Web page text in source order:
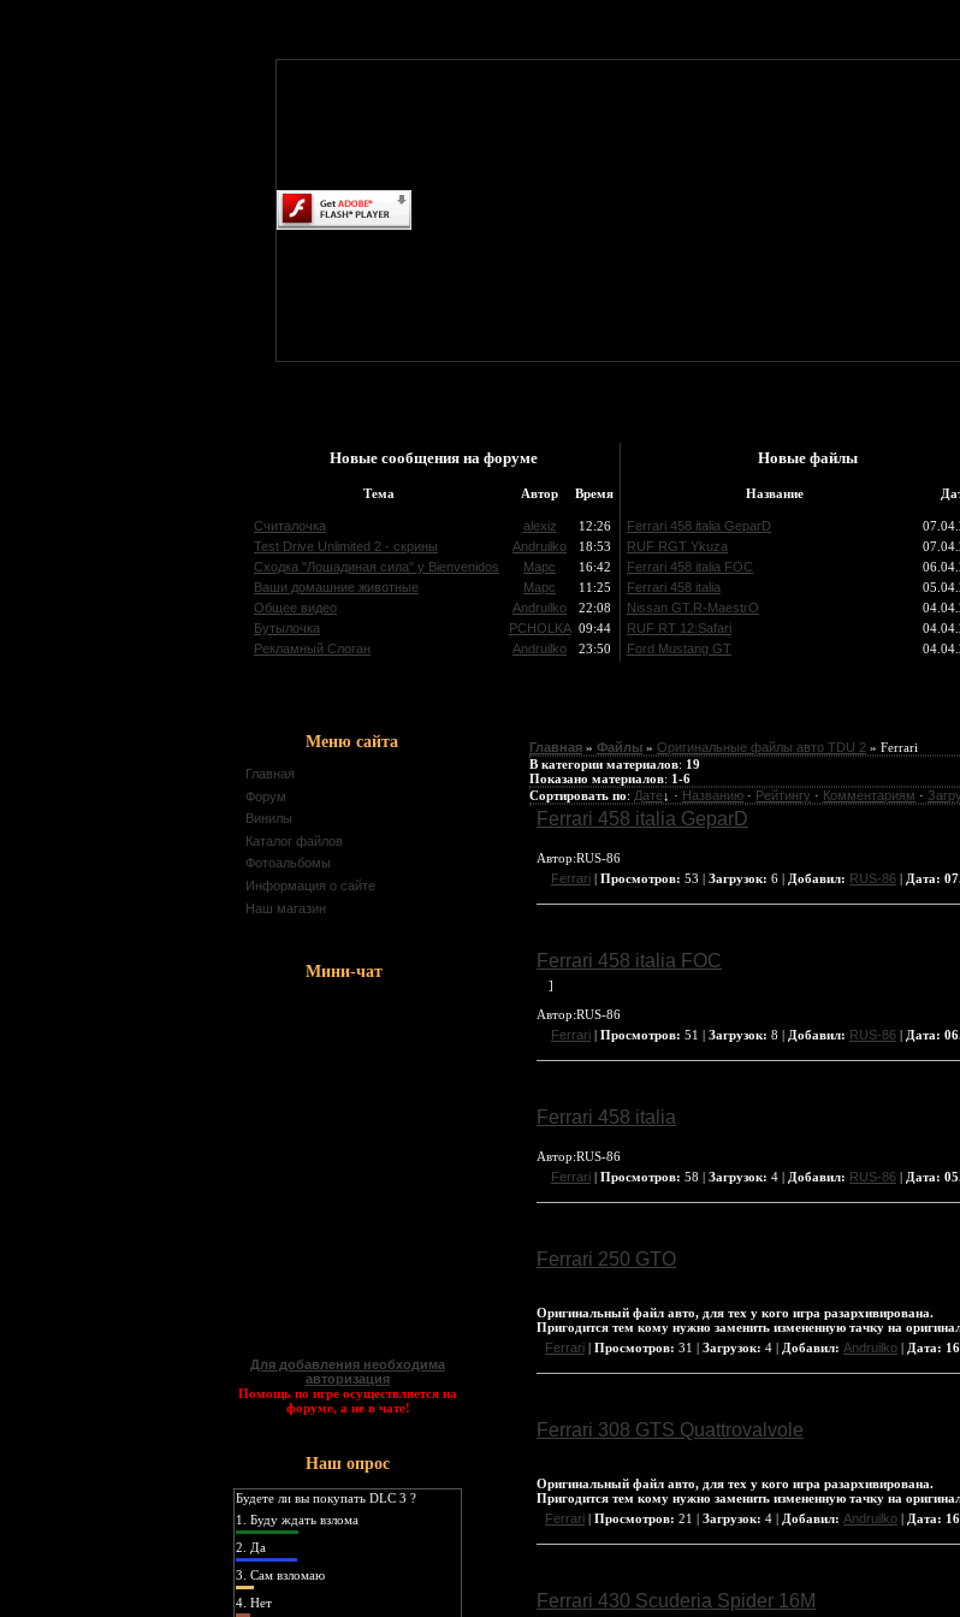
Новые сообщения на форуме
Тема Автор Время
Считалочка alexiz
12:26
Test Drive Unlimited 2 - скрины
Andruilko
18:53
Сходка "Лошадиная сила" у Bienvenidos
Mapc
16:42
Ваши домашние животные
Mapc
11:25
Общее видео
Andruilko
22:08
Бутылочка
PCHOLKA 09:44
Рекламный Слоган
Andruilko 23:50
Новые файлы
Название
Ferrari 458 italia GeparD
RUF RGT Ykuza
Ferrari 458 italia FOC
Ferrari 458 italia
Nissan GT.R-MaestrO
RUF RT 12:Safari
Ford Mustang GT
Меню сайта
Главная
Форум
Винилы
Каталог файлов
Фотоальбомы
Информация о сайте
Наш магазин
Мини-чат
Для добавления необходима
авторизация
Помощь по игре осуществляется на
форуме, а не в чате!
Наш опрос
Будете ли вы покупать DLC 3 ?
1. Буду ждать взлома
2. Да
3. Сам взломаю
4. Нет
Главная » Файлы » Оригинальные файлы авто TDU 2 » Ferrari
В категории материалов: 19
Показано материалов: 1-6
Сортировать по: Дате↓ · Названию · Рейтингу · Комментариям ·
Ferrari 458 italia GeparD
Aвтор:RUS-86
Ferrari | Просмотров: 53 | Загрузок: 6 | Добавил: RUS-86 | Дата:
Ferrari 458 italia FOC
]
Aвтор:RUS-86
Ferrari | Просмотров: 51 | Загрузок: 8 | Добавил: RUS-86 | Дата:
Ferrari 458 italia
Aвтор:RUS-86
Ferrari | Просмотров: 58 | Загрузок: 4 | Добавил: RUS-86 | Дата:
Ferrari 250 GTO
Оригинальный файл авто, для тех у кого игра разархивирована.
Пригодится тем кому нужно заменить измененную тачку на
Ferrari | Просмотров: 31 | Загрузок: 4 | Добавил: Andruilko | Дата:
Ferrari 308 GTS Quattrovalvole
Оригинальный файл авто, для тех у кого игра разархивирована.
Пригодится тем кому нужно заменить измененную тачку на
Ferrari | Просмотров: 21 | Загрузок: 4 | Добавил: Andruilko | Дата:
Ferrari 430 Scuderia Spider 16M